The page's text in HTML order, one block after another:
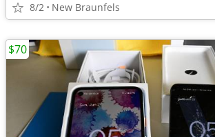
8/2 New Braunfels
$70